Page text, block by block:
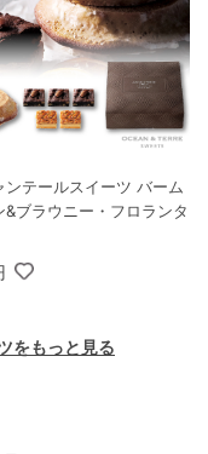
ンテールスイーツ バーム
&ブラウニー・フロランタ
をもっと見る